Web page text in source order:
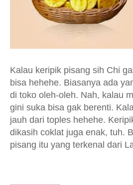
Kalau keripik pisang sih Chi
bisa hehehe. Biasanya ada
di toko oleh-oleh. Nah, kalau
gini suka bisa gak berenti.
jauh dari toples hehehe.
dikasih coklat juga enak, tuh.
pisang itu yang terkenal dari